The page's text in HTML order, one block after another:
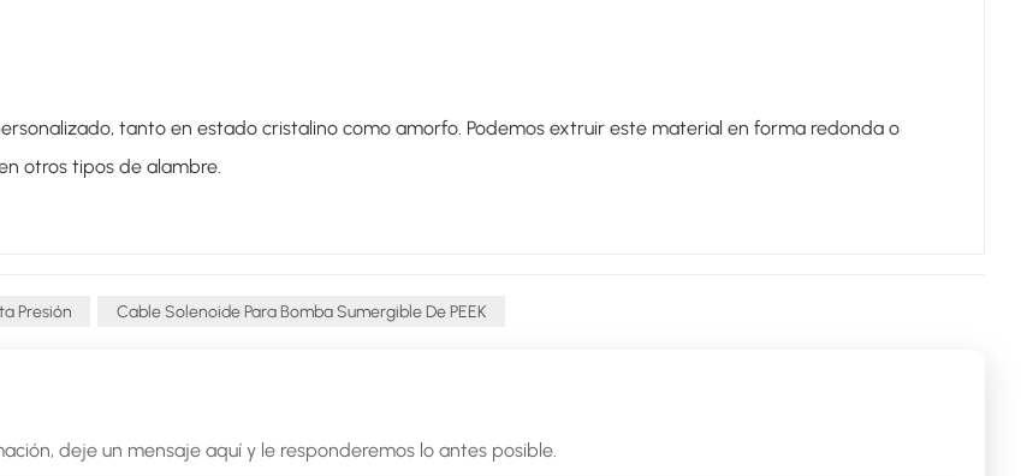
tanto en estado cristalino como amorfo. Podemos extruir este material en forma redonda o
otros tipos de alambre.
Presión Cable Solenoide Para Bomba Sumergible De PEEK
deje un mensaje aquí y le responderemos lo antes posible.